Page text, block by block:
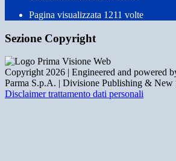
Pagina visualizzata 1211 volte
Sezione Copyright
Copyright 2026 | Engineered and powered
Parma S.p.A. | Divisione Publishing & New
Disclaimer trattamento dati personali